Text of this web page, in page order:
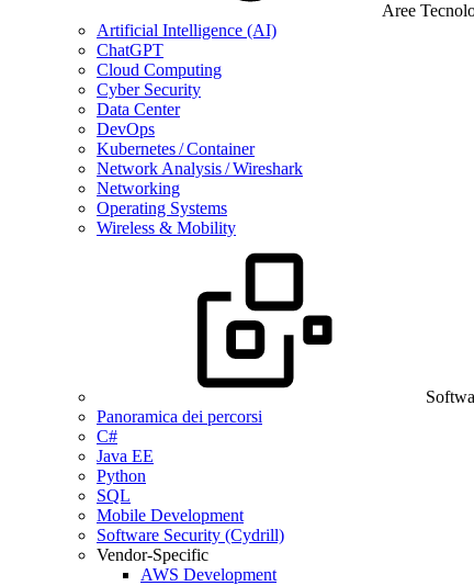
Aree
Artificial Intelligence (AI)
ChatGPT
Cloud Computing
Cyber Security
Data Center
DevOps
Kubernetes / Container
Network Analysis / Wireshark
Networking
Operating Systems
Wireless & Mobility
Panoramica dei percorsi
C#
Java EE
Python
SQL
Mobile Development
Software Security (Cydrill)
Vendor-Specific
AWS Development